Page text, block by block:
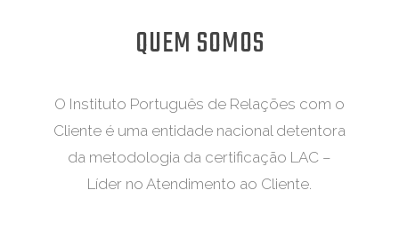
QUEM SOMOS
O Instituto Português de Relações com o
Cliente é uma entidade nacional detentora
da metodologia da certificação LAC –
Líder no Atendimento ao Cliente.